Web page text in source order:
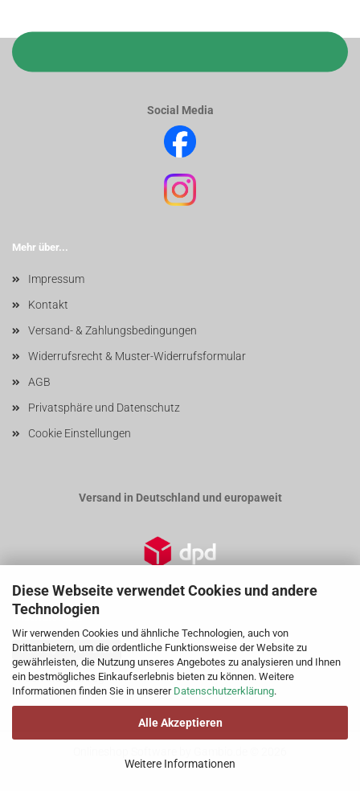
Diese Webseite verwendet Cookies und andere
Technologien
Wir verwenden Cookies und ähnliche Technologien, auch von
Drittanbietern, um die ordentliche Funktionsweise der Website zu
gewährleisten, die Nutzung unseres Angebotes zu analysieren und Ihnen
ein bestmögliches Einkaufserlebnis bieten zu können. Weitere
Informationen finden Sie in unserer Datenschutzerklärung.
Alle Akzeptieren
Weitere Informationen
Social Media
Mehr über...
Impressum
Kontakt
Versand- & Zahlungsbedingungen
Widerrufsrecht & Muster-Widerrufsformular
AGB
Privatsphäre und Datenschutz
Cookie Einstellungen
Versand in Deutschland und europaweit
Widerrufsrecht
Vertrag widerrufen
Widerrufsbelehrug